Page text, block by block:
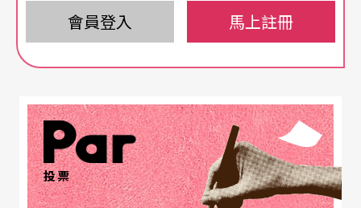
兩首絃樂六重奏。
走出巨人陰影的新路
布拉姆斯在寫作絃樂六重奏之前，已經鑽研巴赫的
對位法與貝多芬的絃樂四重奏多年，對眼前貝多芬
這位巨人充滿敬意，一心想突破，所以在無數次實
驗下，最後選擇以貝多芬從未嘗試的編制，走出另
會員登入 馬上註冊
投票